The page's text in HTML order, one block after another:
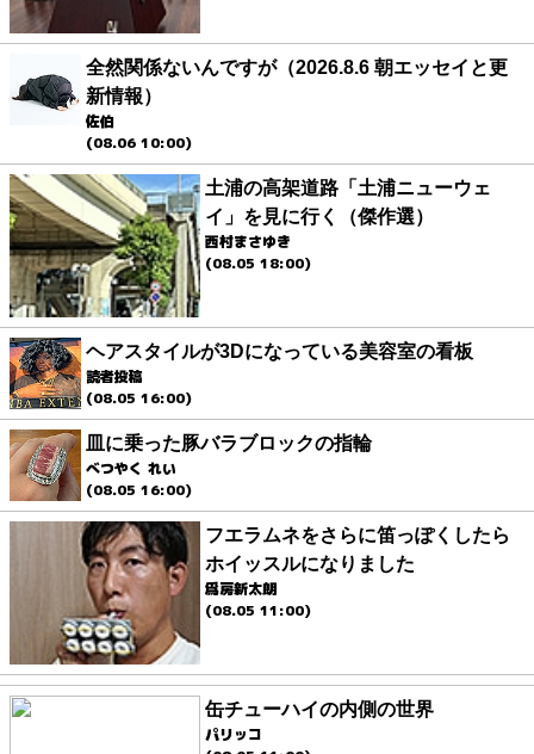
全然関係ないんですが（2026.8.6 朝エッセイと更
新情報）
佐伯
(08.06 10:00)
土浦の高架道路「土浦ニューウェ
イ」を見に行く（傑作選）
西村まさゆき
(08.05 18:00)
ヘアスタイルが3Dになっている美容室の看板
読者投稿
(08.05 16:00)
皿に乗った豚バラブロックの指輪
べつやく れい
(08.05 16:00)
フエラムネをさらに笛っぽくしたら
ホイッスルになりました
爲房新太朗
(08.05 11:00)
缶チューハイの内側の世界
パリッコ